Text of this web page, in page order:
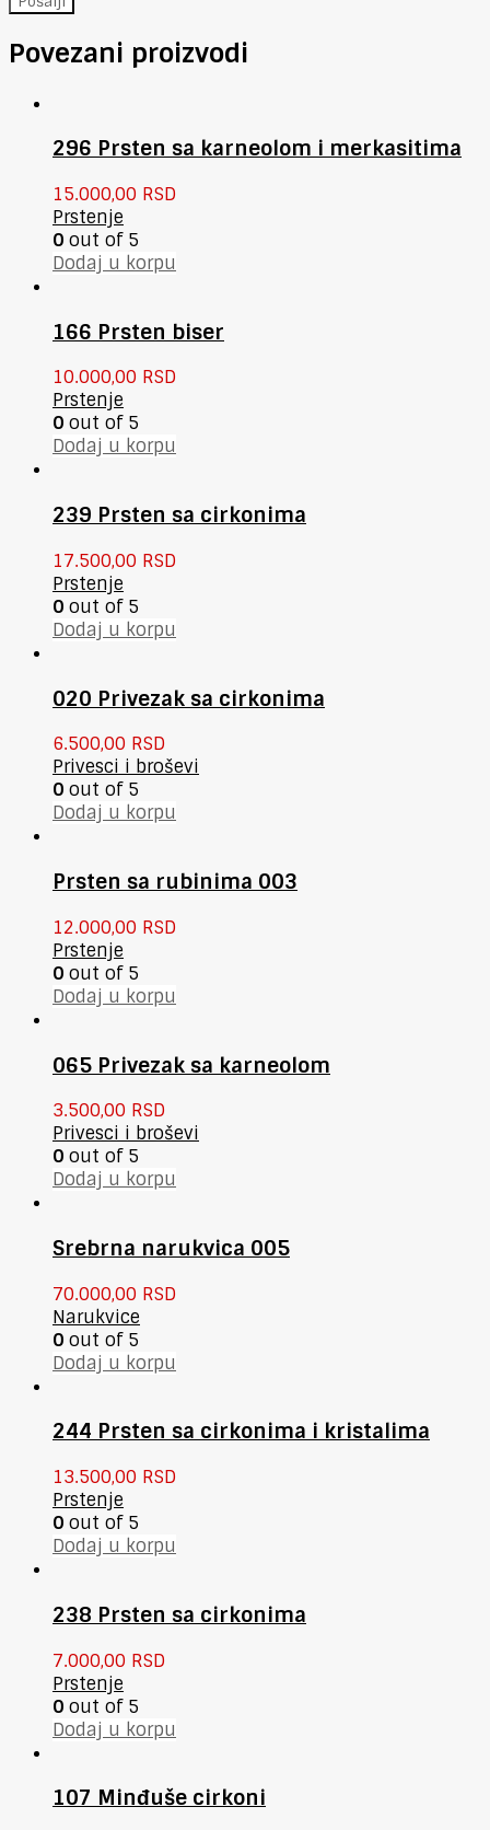
Povezani proizvodi
296 Prsten sa karneolom i merkasitima
15.000,00 RSD
Prstenje
0 out of 5
Dodaj u korpu
166 Prsten biser
10.000,00 RSD
Prstenje
0 out of 5
Dodaj u korpu
239 Prsten sa cirkonima
17.500,00 RSD
Prstenje
0 out of 5
Dodaj u korpu
020 Privezak sa cirkonima
6.500,00 RSD
Privesci i broševi
0 out of 5
Dodaj u korpu
Prsten sa rubinima 003
12.000,00 RSD
Prstenje
0 out of 5
Dodaj u korpu
065 Privezak sa karneolom
3.500,00 RSD
Privesci i broševi
0 out of 5
Dodaj u korpu
Srebrna narukvica 005
70.000,00 RSD
Narukvice
0 out of 5
Dodaj u korpu
244 Prsten sa cirkonima i kristalima
13.500,00 RSD
Prstenje
0 out of 5
Dodaj u korpu
238 Prsten sa cirkonima
7.000,00 RSD
Prstenje
0 out of 5
Dodaj u korpu
107 Minđuše cirkoni